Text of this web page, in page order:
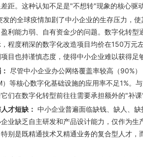
距。这种认知不足是"不想转"现象的核心驱动
发的全球疫情加剧了中小企业的生存压力，
利能力弱、自有资金少的问题。数字化转
程度稍深的数字化改造项目均价在150万元
目也持谨慎态度，使得中小企业难以获得足
尽管中小企业办公网络覆盖率较高（90%
）等核心数字化基础设施的应用率不足1%。
们在数字化转型前往往需要承担额外的"补
才短缺： 中小企业普遍面临缺钱、缺人、
业缺乏自主研发和产品设计能力，仅作为
别是既精通技术又精通业务的复合型人才